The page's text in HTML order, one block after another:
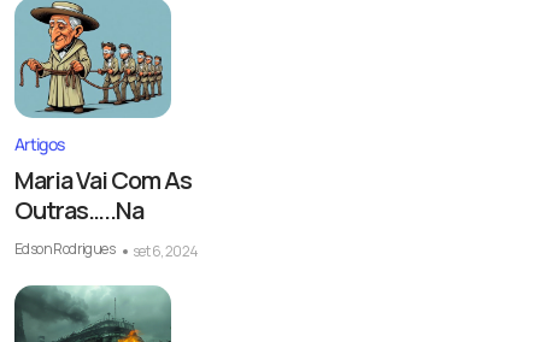
Artigos
Maria Vai Com As
Outras…..Na
Edson Rodrigues set 6, 2024